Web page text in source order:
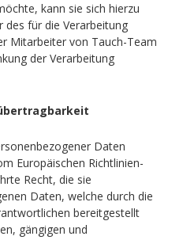
kann sie sich hierzu
für die Verarbeitung
Mitarbeiter von Tauch-Team
der Verarbeitung
Daten
Europäischen Richtlinien-
Recht, die sie
Daten, welche durch die
bereitgestellt
gängigen und